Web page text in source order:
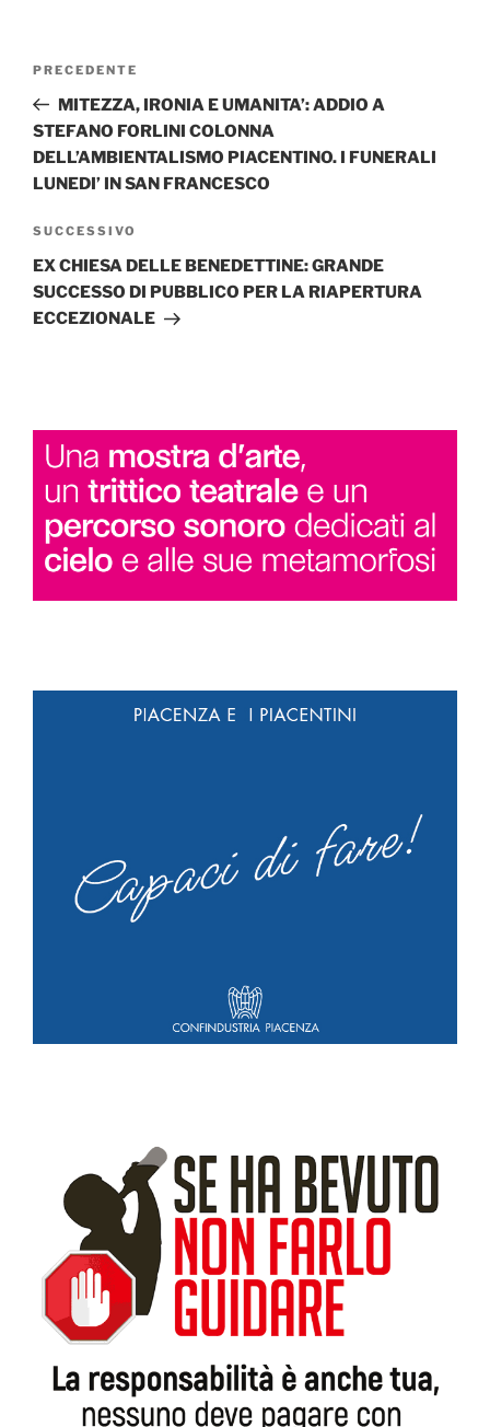
Navigazione
Articolo
precedente:
PRECEDENTE
MITEZZA, IRONIA E UMANITA’: ADDIO A
STEFANO FORLINI COLONNA
DELL’AMBIENTALISMO PIACENTINO. I FUNERALI
LUNEDI’ IN SAN FRANCESCO
Articolo
successivo
SUCCESSIVO
EX CHIESA DELLE BENEDETTINE: GRANDE
SUCCESSO DI PUBBLICO PER LA RIAPERTURA
ECCEZIONALE